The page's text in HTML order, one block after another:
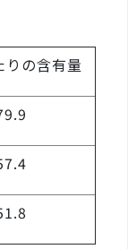
の含有量